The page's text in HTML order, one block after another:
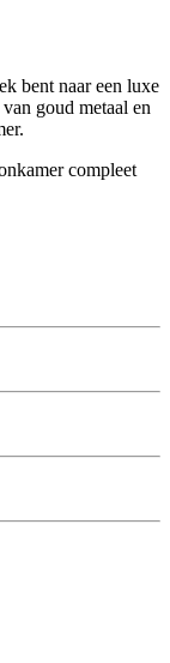
bent naar een luxe
goud metaal en
compleet